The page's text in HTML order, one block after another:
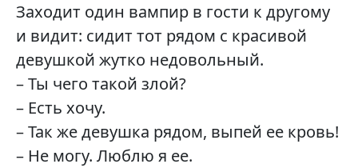
Заходит один вампир в гости к другому
и видит: сидит тот рядом с красивой
девушкой жутко недовольный.
– Ты чего такой злой?
– Есть хочу.
– Так же девушка рядом, выпей ее кровь!
– Не могу. Люблю я ее.